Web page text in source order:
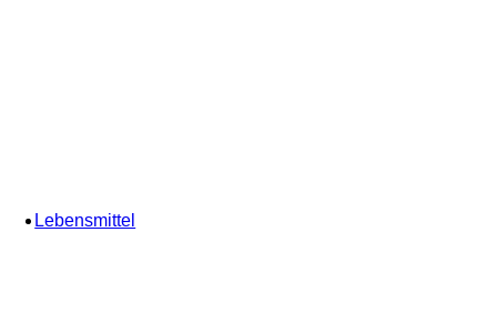
Lebensmittel